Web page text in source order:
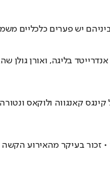
יש פערים כלכליים
בליגה, ואורן גולן
של רן קוז'וך לא בנויה רק על קינגס
זכור בעיקר מהאירוע